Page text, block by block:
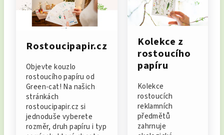
Rostoucipapir.cz
Objevte kouzlo
rostoucího papíru od
Green-cat! Na našich
stránkách
rostoucipapir.cz si
jednoduše vyberete
rozměr, druh papíru i typ
Kolekce z
rostoucího
papíru
Kolekce
rostoucích
reklamních
předmětů
zahrnuje